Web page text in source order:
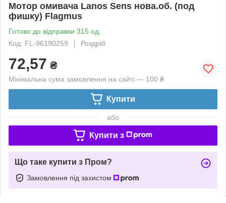
Мотор омивача Lanos Sens нова.об. (под
фишку) Flagmus
Готово до відправки 315 од.
Код: FL-96190259
Роздріб
72,57 ₴
Мінімальна сума замовлення на сайті — 100 ₴
Купити
або
Купити з
Що таке купити з Пром?
Замовлення під захистом